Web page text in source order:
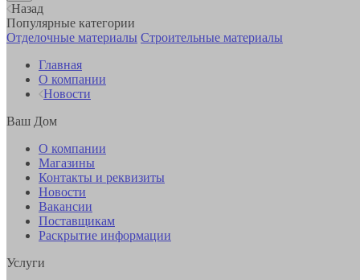
Назад
Популярные категории
Отделочные материалы Строительные материалы
Главная
О компании
Новости
Ваш Дом
О компании
Магазины
Контакты и реквизиты
Новости
Вакансии
Поставщикам
Раскрытие информации
Услуги